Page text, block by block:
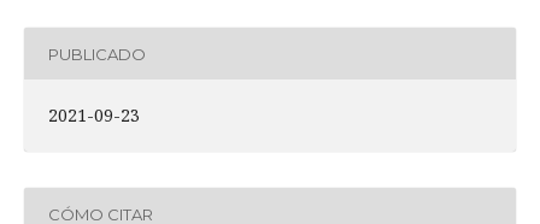
PUBLICADO
2021-09-23
CÓMO CITAR